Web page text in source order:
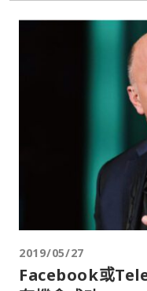
2019/05/27
Facebook或